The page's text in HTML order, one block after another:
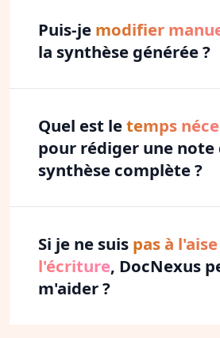
Puis-je modifier
la synthèse générée ?
Quel est letemps
pour rédiger une note
synthèse complète ?
Si je ne suis pas à
l'écriture, DocNexus
m'aider ?